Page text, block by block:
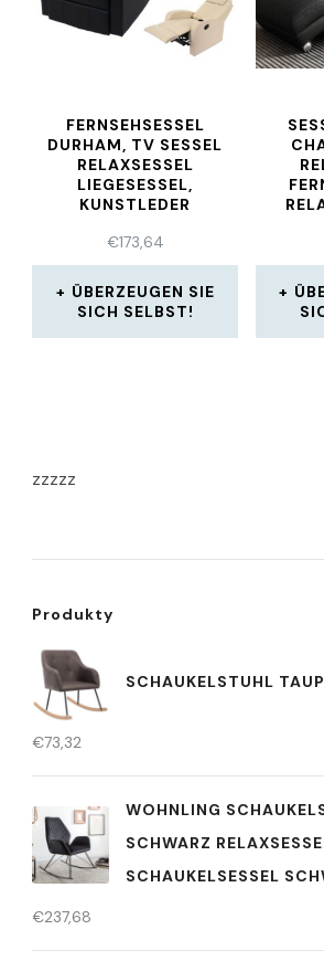
FERNSEHSESSEL
DURHAM, TV SESSEL
RELAXSESSEL
LIEGESESSEL,
KUNSTLEDER
€173,64
ÜBERZEUGEN SIE
SICH SELBST!
zzzzz
Produkty
SCHAUKELSTUHL
€73,32
WOHNLING
SCHWARZ
SCHAUKELSESSEL
€237,68